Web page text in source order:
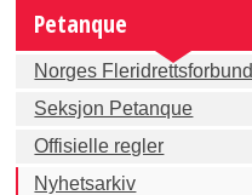
Petanque
Norges Fleridrettsforbund
Seksjon Petanque
Offisielle regler
Nyhetsarkiv